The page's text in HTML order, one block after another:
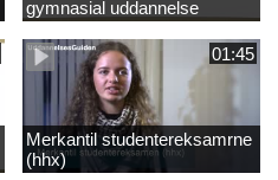
gymnasial uddannelse
01:45
Merkantil studentereksamrne
(hhx)